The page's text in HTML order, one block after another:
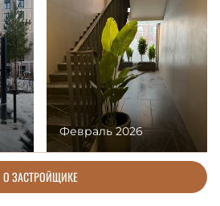
Февраль 2026
О ЗАСТРОЙЩИКЕ